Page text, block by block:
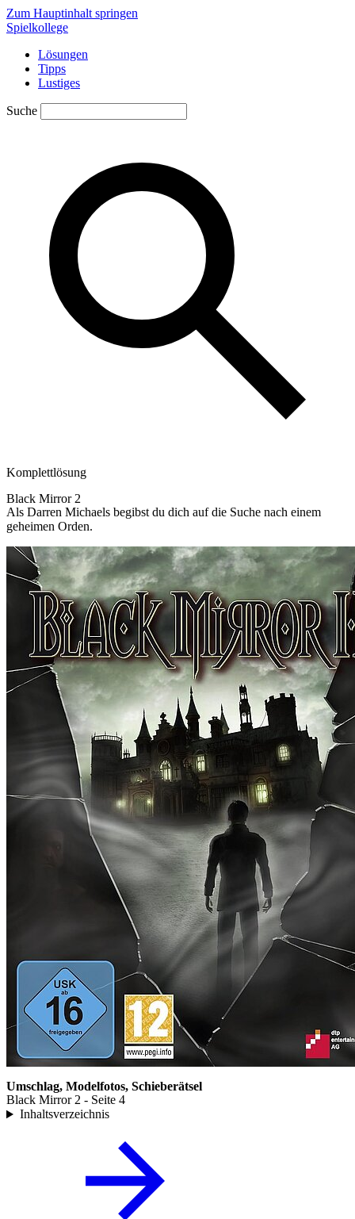
Zum Hauptinhalt springen
Spielkollege
Lösungen
Tipps
Lustiges
Suche
Komplettlösung
Black Mirror 2
Als Darren Michaels begibst du dich auf die Suche nach einem
geheimen Orden.
Umschlag, Modelfotos, Schieberätsel
Black Mirror 2 - Seite 4
Inhaltsverzeichnis